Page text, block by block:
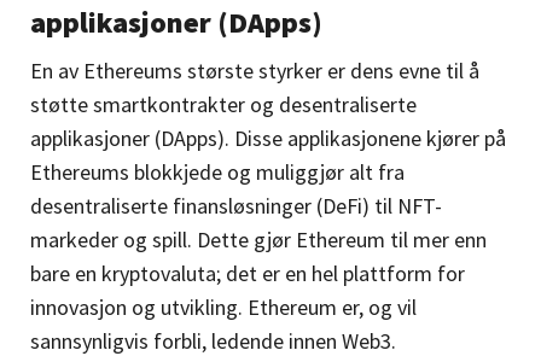
applikasjoner (DApps)
En av Ethereums største styrker er dens evne til å
støtte smartkontrakter og desentraliserte
applikasjoner (DApps). Disse applikasjonene kjører på
Ethereums blokkjede og muliggjør alt fra
desentraliserte finansløsninger (DeFi) til NFT-
markeder og spill. Dette gjør Ethereum til mer enn
bare en kryptovaluta; det er en hel plattform for
innovasjon og utvikling. Ethereum er, og vil
sannsynligvis forbli, ledende innen Web3.